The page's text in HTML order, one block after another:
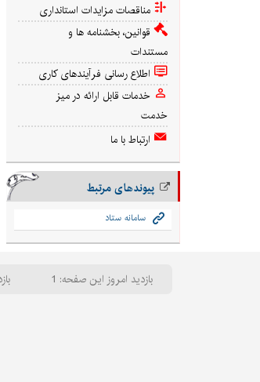
مناقصات مزایدات استانداری
قوانین، بخشنامه ها و
مستندات
اطلاع رسانی فرآیندهای کاری
خدمات قابل ارائه در میز
خدمت
ارتباط با ما
پیوندهای مرتبط
سامانه ستاد
بازدید امروز این صفحه: 1